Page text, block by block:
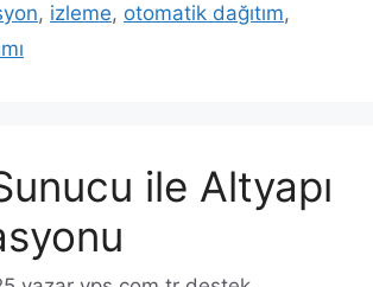
, izleme, otomatik dağıtım,
ile Altyapı